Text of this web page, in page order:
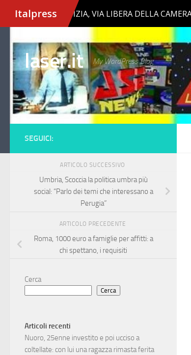
Salta al contenuto
laser.it My WordPress Blog
SEGUICI:
ARTICOLO SUCCESSIVO
Umbria, Scoccia la politica umbra più
social: “Parlo dei temi che interessano a
Perugia”
ARTICOLO PRECEDENTE
Roma, 1000 euro a famiglie per affitti: a
chi spettano, i requisiti
Cerca
Cerca
Articoli recenti
Nuoro, 25enne investito e poi ucciso a
coltellate: con lui una ragazza rimasta ferita